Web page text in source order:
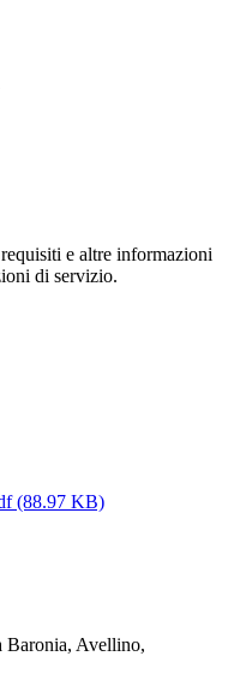
e altre informazioni
di servizio.
(88.97 KB)
Baronia, Avellino,